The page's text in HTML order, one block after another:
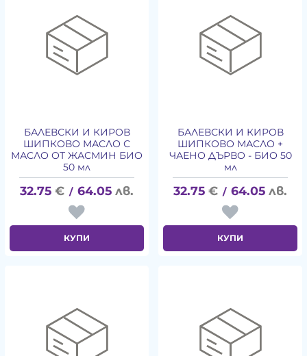
БАЛЕВСКИ И КИРОВ
ШИПКОВО МАСЛО С
МАСЛО ОТ ЖАСМИН БИО
50 мл
32.75 € / 64.05 лв.
КУПИ
БАЛЕВСКИ И КИРОВ
ШИПКОВО МАСЛО +
ЧАЕНО ДЪРВО - БИО 50
мл
32.75 € / 64.05 лв.
КУПИ